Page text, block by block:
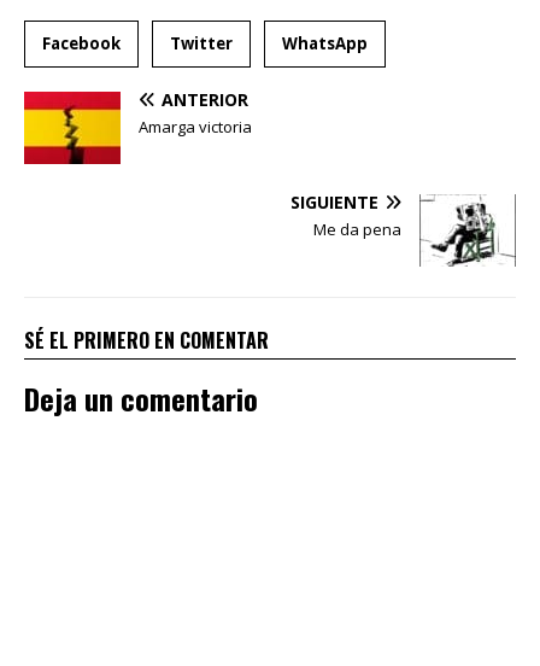
Facebook Twitter WhatsApp
ANTERIOR
Amarga victoria
SIGUIENTE
Me da pena
SÉ EL PRIMERO EN COMENTAR
Deja un comentario